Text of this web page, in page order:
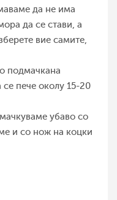
да не има
да се стави, а
вие самите,
подмачкана
се пече околу 15-20
убаво со
и со нож на коцки